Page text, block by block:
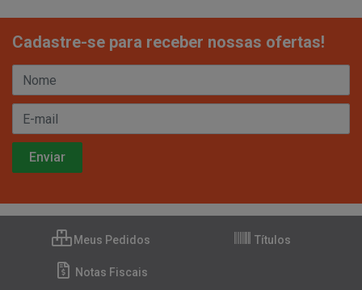
Cadastre-se para receber nossas ofertas!
Meus Pedidos Títulos
Notas Fiscais